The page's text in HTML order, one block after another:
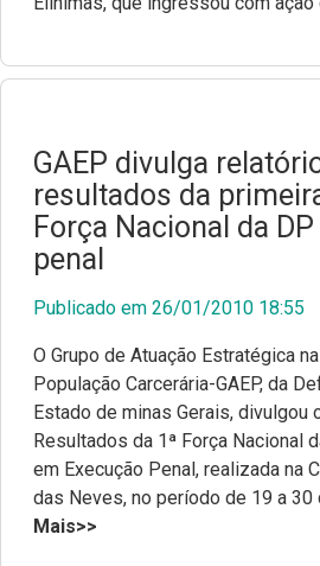
GAEP divulga
resultados da
Força Nacional da
penal
Publicado em 26/01/2010 18:55
O Grupo de Atuação Estratégica
População Carcerária-GAEP, da
Estado de minas Gerais, divulgou
Resultados da 1ª Força Nacional
em Execução Penal, realizada na
das Neves, no período de 19 a 30
Mais>>